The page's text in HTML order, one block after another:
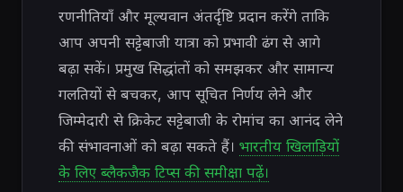
रणनीतियाँ और मूल्यवान अंतर्दृष्टि प्रदान करेंगे ताकि
आप अपनी सट्टेबाजी यात्रा को प्रभावी ढंग से आगे
बढ़ा सकें। प्रमुख सिद्धांतों को समझकर और सामान्य
गलतियों से बचकर, आप सूचित निर्णय लेने और
जिम्मेदारी से क्रिकेट सट्टेबाजी के रोमांच का आनंद लेने
की संभावनाओं को बढ़ा सकते हैं। भारतीय खिलाड़ियों
के लिए ब्लैकजैक टिप्स की समीक्षा पढ़ें।